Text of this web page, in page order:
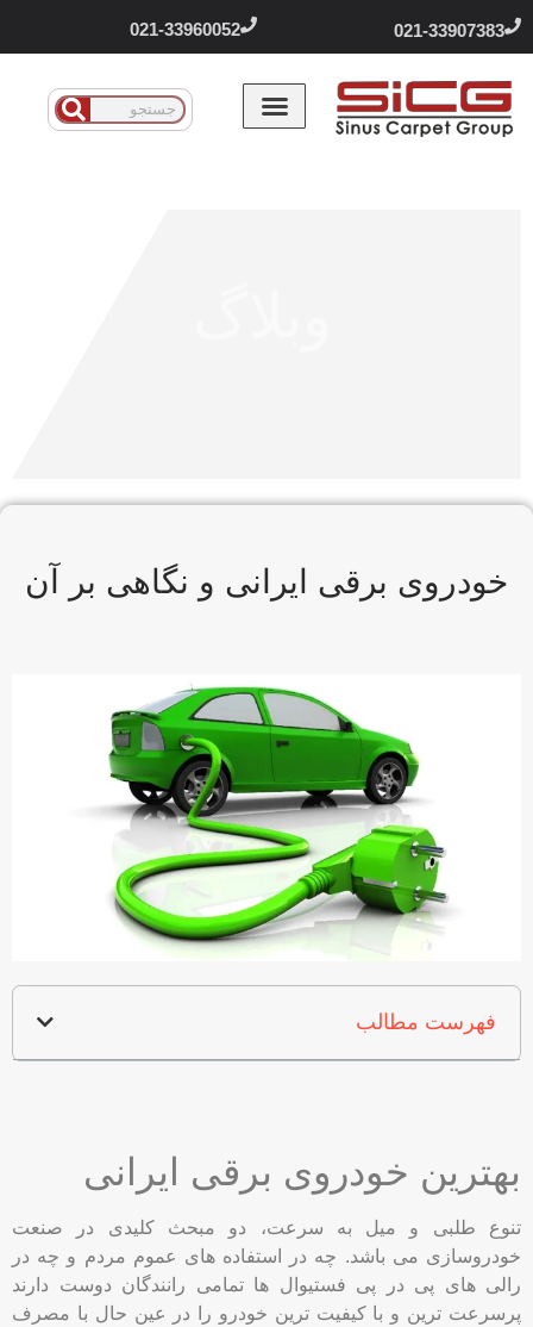
021-33907383
021-33960052
خودروی برقی ایرانی و نگاهی بر آن
فهرست مطالب
بهترین خودروی برقی ایرانی
تنوع طلبی و میل به سرعت، دو مبحث کلیدی در صنعت
خودروسازی می باشد. چه در استفاده های عموم مردم و چه در
رالی های پی در پی فستیوال ها تمامی رانندگان دوست دارند
پرسرعت ترین و با کیفیت ترین خودرو را در عین حال با مصرف